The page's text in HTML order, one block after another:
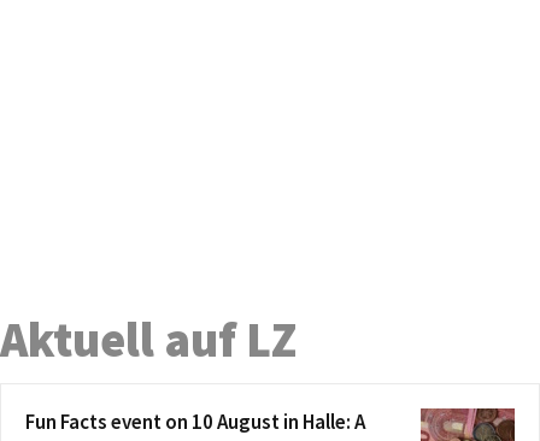
Aktuell auf LZ
Fun Facts event on 10 August in Halle: A